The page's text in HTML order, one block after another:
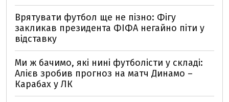
Врятувати футбол ще не пізно: Фігу
закликав президента ФІФА негайно піти у
відставку
Ми ж бачимо, які нині футболісти у складі:
Алієв зробив прогноз на матч Динамо –
Карабах у ЛК